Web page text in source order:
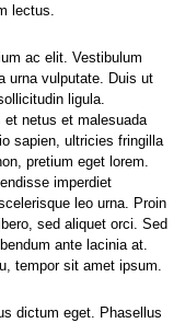
lectus.
ac elit. Vestibulum
urna vulputate. Duis ut
ligula.
et netus et malesuada
sapien, ultricies fringilla
pretium eget lorem.
imperdiet
leo urna. Proin
sed aliquet orci. Sed
ante lacinia at.
tempor sit amet ipsum.
dictum eget. Phasellus